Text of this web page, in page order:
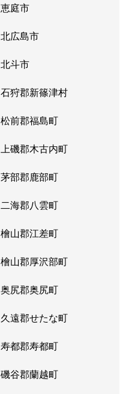
恵庭市
北広島市
北斗市
石狩郡新篠津村
松前郡福島町
上磯郡木古内町
茅部郡鹿部町
二海郡八雲町
檜山郡江差町
檜山郡厚沢部町
奥尻郡奥尻町
久遠郡せたな町
寿都郡寿都町
磯谷郡蘭越町